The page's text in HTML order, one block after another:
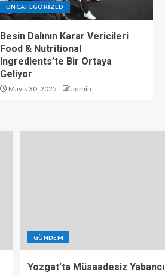
UNCATEGORIZED
Besin Dalının Karar Vericileri
Food & Nutritional
Ingredients’te Bir Ortaya
Geliyor
Mayıs 30, 2025 admin
GÜNDEM
Yozgat’ta Müsaadesiz Yabancı